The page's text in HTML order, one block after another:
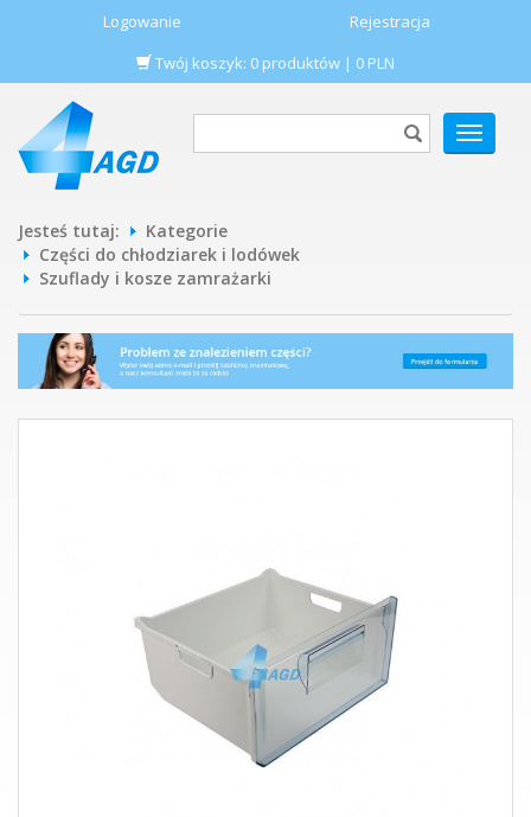
Logowanie
Rejestracja
Twój koszyk: 0 produktów | 0 PLN
POKAŻ
MENU
Jesteś tutaj:
Kategorie
Części do chłodziarek i lodówek
Szuflady i kosze zamrażarki